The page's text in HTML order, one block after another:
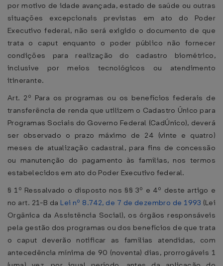
por motivo de idade avançada, estado de saúde ou outras
situações excepcionais previstas em ato do Poder
Executivo federal, não será exigido o documento de que
trata o caput enquanto o poder público não fornecer
condições para realização do cadastro biométrico,
inclusive por meios tecnológicos ou atendimento
itinerante.
Art. 2º Para os programas ou os benefícios federais de
transferência de renda que utilizem o Cadastro Único para
Programas Sociais do Governo Federal (CadÚnico), deverá
ser observado o prazo máximo de 24 (vinte e quatro)
meses de atualização cadastral, para fins de concessão
ou manutenção do pagamento às famílias, nos termos
estabelecidos em ato do Poder Executivo federal.
§ 1º Ressalvado o disposto nos §§ 3º e 4º deste artigo e
no art. 21-B da Lei nº 8.742, de 7 de dezembro de 1993 (Lei
Orgânica da Assistência Social), os órgãos responsáveis
pela gestão dos programas ou dos benefícios de que trata
o caput deverão notificar as famílias atendidas, com
antecedência mínima de 90 (noventa) dias, prorrogáveis 1